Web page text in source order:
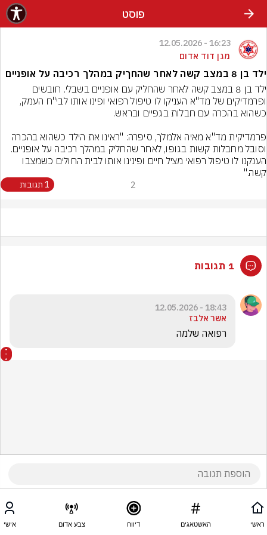
פוסט
16:23 - 12.05.2026
מגן דוד אדום
ילד בן 8 במצב קשה לאחר שהחךיק במהלך רכיבה על אופניים
קשה."
2 1 תגובות
1 תגובות
18:43 - 12.05.2026
אשר אלבז
רפואה שלמה
ראשי האשטאגים דיווח צבע אדום אישי